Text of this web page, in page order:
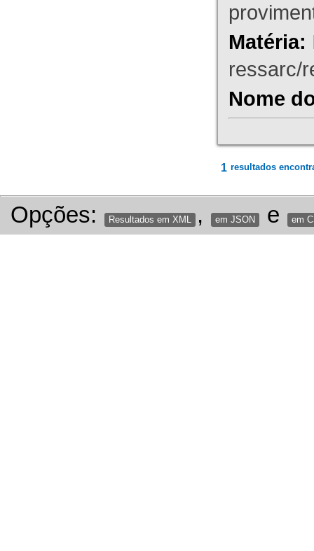
Matéria:
ressarc/
Nome
1 resultados
Opções: Resultados em XML , em JSON e em